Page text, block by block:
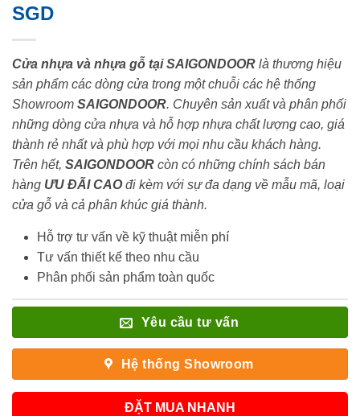
SGD
Cửa nhựa và nhựa gỗ tại SAIGONDOOR là thương hiệu
sản phẩm các dòng cửa trong một chuỗi các hệ thống
Showroom SAIGONDOOR. Chuyên sản xuất và phân phối
những dòng cửa nhựa và hỗ hợp nhựa chất lượng cao, giá
thành rẻ nhất và phù hợp với mọi nhu cầu khách hàng.
Trên hết, SAIGONDOOR còn có những chính sách bán
hàng ƯU ĐÃI CAOđi kèm với sự đa dạng về mẫu mã, loại
cửa gỗ và cả phân khúc giá thành.
Hỗ trợ tư vấn về kỹ thuật miễn phí
Tư vấn thiết kế theo nhu cầu
Phân phối sản phẩm toàn quốc
Yêu cầu tư vấn
Hệ thống Showroom
ĐẶT MUA NHANH